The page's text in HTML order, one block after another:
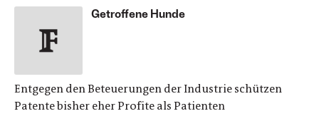
Getroffene Hunde
Entgegen den Beteuerungen der Industrie schützen
Patente bisher eher Profite als Patienten